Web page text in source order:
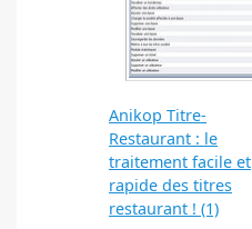
Anikop Titre-
Restaurant : le
traitement facile et
rapide des titres
restaurant ! (1)